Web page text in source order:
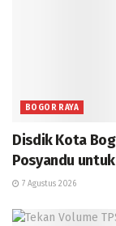
BOGOR RAYA
Disdik Kota
Posyandu
7 Agustus 2026